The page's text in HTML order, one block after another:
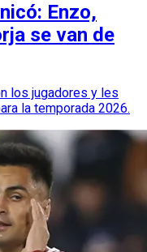
Enzo,
se van de
los jugadores y les
la temporada 2026.